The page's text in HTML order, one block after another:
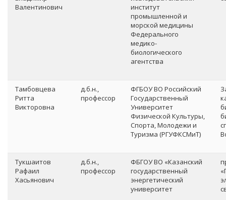
Валентинович
институт
промышленной и
морской медицины
Федерального
медико-
биологического
агентства
Тамбовцева
Ритта
Викторовна
д.б.н.,
профессор
ФГБОУ ВО Российский
Государственный
Университет
Физической Культуры,
Спорта, Молодежи и
Туризма (РГУФКСМиТ)
Тукшаитов
Рафаил
Хасьянович
д.б.н.,
профессор
ФБГОУ ВО «Казанский
государственный
энергетический
университет